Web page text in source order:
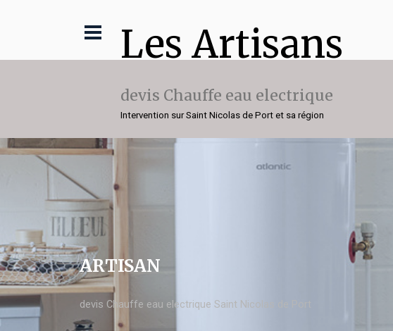
Les Artisans
devis Chauffe eau electrique
Intervention sur Saint Nicolas de Port et sa région
ARTISAN
devis Chauffe eau electrique Saint Nicolas de Port